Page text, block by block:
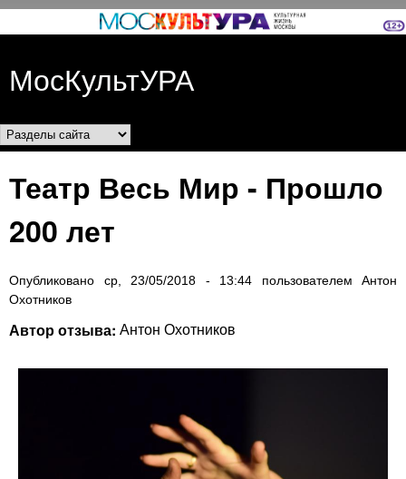
Перейти к основному
МосКультУРА
Разделы сайта
Театр Весь Мир - Прошло
200 лет
Опубликовано ср, 23/05/2018 - 13:44 пользователем Антон
Охотников
Автор отзыва: Антон Охотников